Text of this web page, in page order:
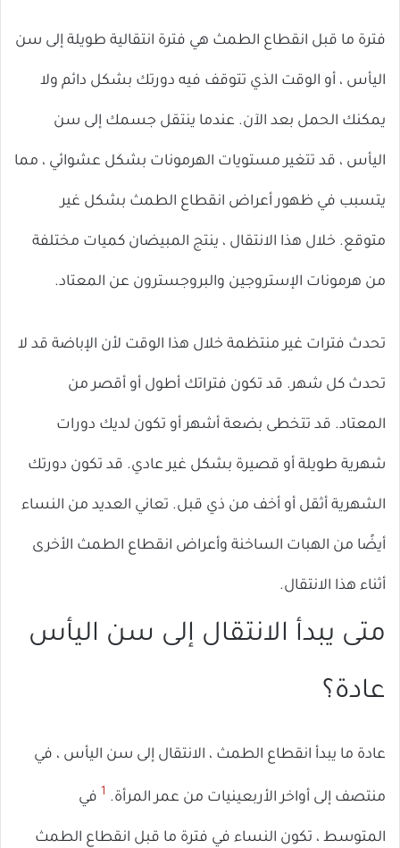
فترة ما قبل انقطاع الطمث هي فترة انتقالية طويلة إلى سن
اليأس ، أو الوقت الذي تتوقف فيه دورتك بشكل دائم ولا
يمكنك الحمل بعد الآن. عندما ينتقل جسمك إلى سن
اليأس ، قد تتغير مستويات الهرمونات بشكل عشوائي ، مما
يتسبب في ظهور أعراض انقطاع الطمث بشكل غير
متوقع. خلال هذا الانتقال ، ينتج المبيضان كميات مختلفة
من هرمونات الإستروجين والبروجسترون عن المعتاد.
تحدث فترات غير منتظمة خلال هذا الوقت لأن الإباضة قد لا
تحدث كل شهر. قد تكون فتراتك أطول أو أقصر من
المعتاد. قد تتخطى بضعة أشهر أو تكون لديك دورات
شهرية طويلة أو قصيرة بشكل غير عادي. قد تكون دورتك
الشهرية أثقل أو أخف من ذي قبل. تعاني العديد من النساء
أيضًا من الهبات الساخنة وأعراض انقطاع الطمث الأخرى
أثناء هذا الانتقال.
متى يبدأ الانتقال إلى سن اليأس
عادة؟
عادة ما يبدأ انقطاع الطمث ، الانتقال إلى سن اليأس ، في
منتصف إلى أواخر الأربعينيات من عمر المرأة. 1 في
المتوسط ​​، تكون النساء في فترة ما قبل انقطاع الطمث